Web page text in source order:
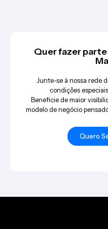
Quer fazer
Junte-se à nossa rede
condições
Beneficie de maior
modelo de negócio
Quero